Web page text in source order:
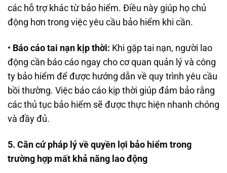
các hỗ trợ khác từ bảo hiểm. Điều này giúp họ chủ
động hơn trong việc yêu cầu bảo hiểm khi cần.
• Báo cáo tai nạn kịp thời: Khi gặp tai nạn, người lao
động cần báo cáo ngay cho cơ quan quản lý và công
ty bảo hiểm để được hướng dẫn về quy trình yêu cầu
bồi thường. Việc báo cáo kịp thời giúp đảm bảo rằng
các thủ tục bảo hiểm sẽ được thực hiện nhanh chóng
và đầy đủ.
5. Căn cứ pháp lý về quyền lợi bảo hiểm trong
trường hợp mất khả năng lao động